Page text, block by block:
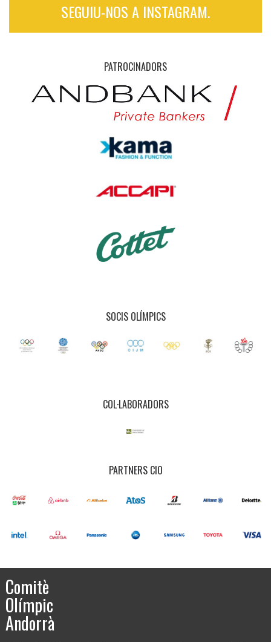
SEGUIU-NOS A INSTAGRAM.
PATROCINADORS
SOCIS OLÍMPICS
COL·LABORADORS
PARTNERS CIO
Comitè
Olímpic
Andorrà